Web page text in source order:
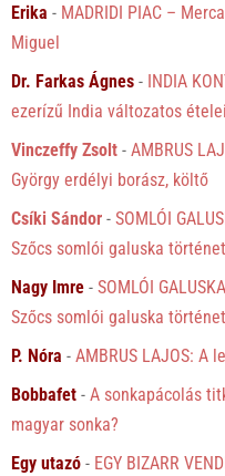
Erika - MADRIDI PIAC –
Miguel
Dr. Farkas Ágnes - INDIA
ezerízű India változatos
Vinczeffy Zsolt -AMBRUS
György erdélyi borász, költő
Csíki Sándor -SOMLÓI
Szőcs somlói galuska
Nagy Imre -SOMLÓI
Szőcs somlói galuska
P. Nóra -AMBRUS LAJOS: A
Bobbafet -A sonkapácolás
magyar sonka?
Egy utazó - EGY BIZARR